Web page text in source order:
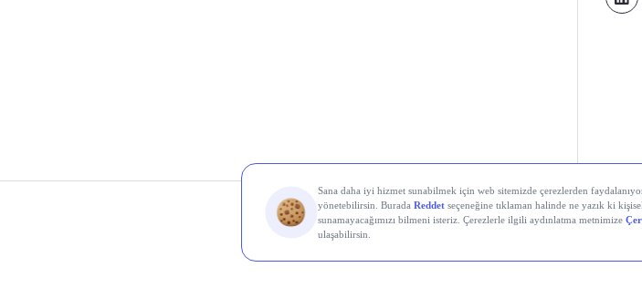
© 2026 Midas Finansal Teknolojiler A.Ş. Tüm hakları saklıdır.